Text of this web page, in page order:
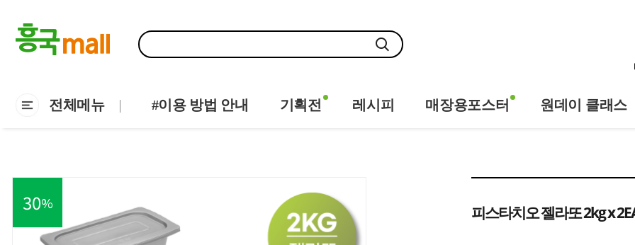
전체메뉴 #이용 방법 안내 기획전 레시피 매장용포스터 원데이 클래스
30% 피스타치오 젤라또 2kg x